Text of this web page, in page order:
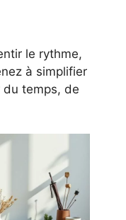
le rythme,
à simplifier
temps, de